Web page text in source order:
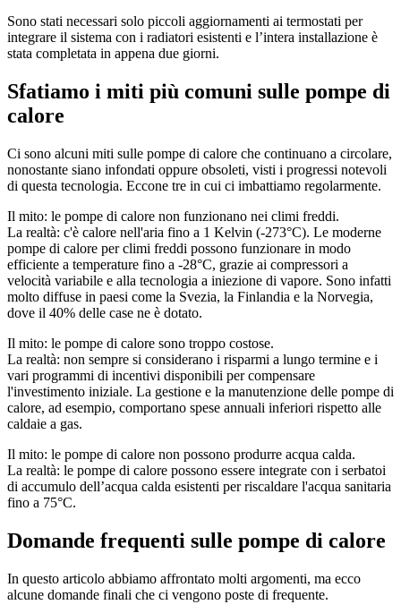
Sono stati necessari solo piccoli aggiornamenti ai termostati per
integrare il sistema con i radiatori esistenti e l’intera installazione è
stata completata in appena due giorni.
Sfatiamo i miti più comuni sulle pompe di
calore
Ci sono alcuni miti sulle pompe di calore che continuano a circolare,
nonostante siano infondati oppure obsoleti, visti i progressi notevoli
di questa tecnologia. Eccone tre in cui ci imbattiamo regolarmente.
Il mito: le pompe di calore non funzionano nei climi freddi.
La realtà: c'è calore nell'aria fino a 1 Kelvin (-273°C). Le moderne
pompe di calore per climi freddi possono funzionare in modo
efficiente a temperature fino a -28°C, grazie ai compressori a
velocità variabile e alla tecnologia a iniezione di vapore. Sono infatti
molto diffuse in paesi come la Svezia, la Finlandia e la Norvegia,
dove il 40% delle case ne è dotato.
Il mito: le pompe di calore sono troppo costose.
La realtà: non sempre si considerano i risparmi a lungo termine e i
vari programmi di incentivi disponibili per compensare
l'investimento iniziale. La gestione e la manutenzione delle pompe di
calore, ad esempio, comportano spese annuali inferiori rispetto alle
caldaie a gas.
Il mito: le pompe di calore non possono produrre acqua calda.
La realtà: le pompe di calore possono essere integrate con i serbatoi
di accumulo dell’acqua calda esistenti per riscaldare l'acqua sanitaria
fino a 75°C.
Domande frequenti sulle pompe di calore
In questo articolo abbiamo affrontato molti argomenti, ma ecco
alcune domande finali che ci vengono poste di frequente.